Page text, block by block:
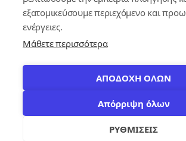
Για δημοσίους υπαλλήλους
contracts.grΜε επιφύλαξη
εξατομικεύσουμε περιεχόμενο και
ενέργειες.
Μάθετε περισσότερα
ΑΠΟΔΟΧΗ ΟΛΩΝ
Απόρριψη όλων
ΡΥΘΜΙΣΕΙΣ